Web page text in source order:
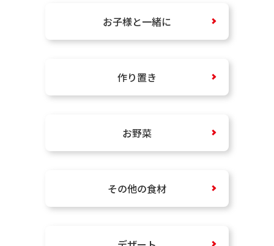
お子様と一緒に
作り置き
お野菜
その他の食材